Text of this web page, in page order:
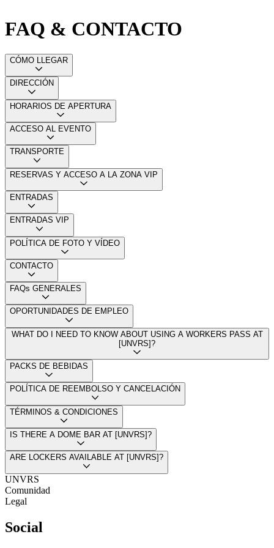
FAQ & CONTACTO
CÓMO LLEGAR
DIRECCIÓN
HORARIOS DE APERTURA
ACCESO AL EVENTO
TRANSPORTE
RESERVAS Y ACCESO A LA ZONA VIP
ENTRADAS
ENTRADAS VIP
POLÍTICA DE FOTO Y VÍDEO
CONTACTO
FAQs GENERALES
OPORTUNIDADES DE EMPLEO
WHAT DO I NEED TO KNOW ABOUT USING A WORKERS PASS AT
[UNVRS]?
PACKS DE BEBIDAS
POLÍTICA DE REEMBOLSO Y CANCELACIÓN
TÉRMINOS & CONDICIONES
IS THERE A DOME BAR AT [UNVRS]?
ARE LOCKERS AVAILABLE AT [UNVRS]?
UNVRS
Comunidad
Legal
Social